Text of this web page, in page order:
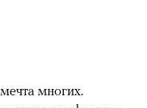
многих.